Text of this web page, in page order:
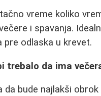
vreme koliko
i spavanja.
pre odlaska u krevet.
trebalo da ima
da bude najlakši obrok